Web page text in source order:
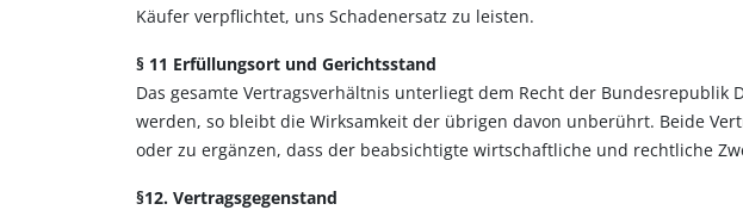
Käufer verpflichtet, uns Schadenersatz zu leisten.
§ 11 Erfüllungsort und Gerichtsstand
Das gesamte Vertragsverhältnis unterliegt dem Recht der
werden, so bleibt die Wirksamkeit der übrigen davon unberührt. Beide
oder zu ergänzen, dass der beabsichtigte wirtschaftliche und rechtliche
§12. Vertragsgegenstand